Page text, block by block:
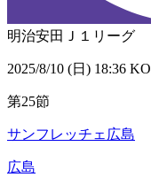
明治安田Ｊ１リーグ
2025/8/10 (日) 18:36 KO
第25節
サンフレッチェ広島
広島